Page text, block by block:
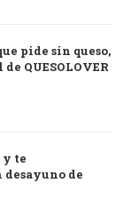
pide sin queso,
QUESOLOVER
y te
desayuno de